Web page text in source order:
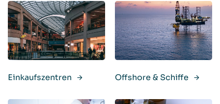
Einkaufszentren Offshore & Schiffe